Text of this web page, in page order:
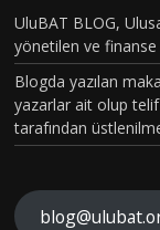
UluBAT BLOG,
yönetilen ve
Blogda yazılan
yazarlar ait olup
tarafından